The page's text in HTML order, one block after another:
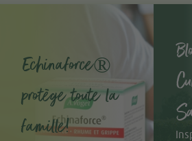
Echinaforce®
protège toute la
famille!